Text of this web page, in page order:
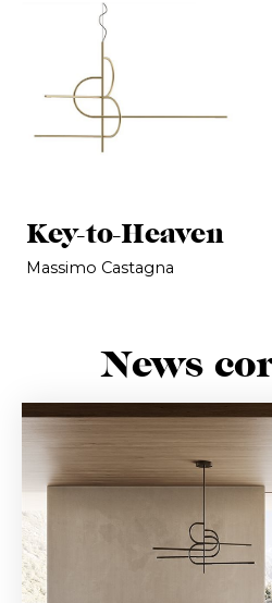
Key-to-Heaven
Massimo Castagna
News